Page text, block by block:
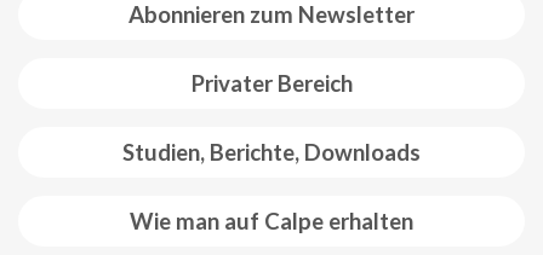
Abonnieren zum Newsletter
Privater Bereich
Studien, Berichte, Downloads
Wie man auf Calpe erhalten